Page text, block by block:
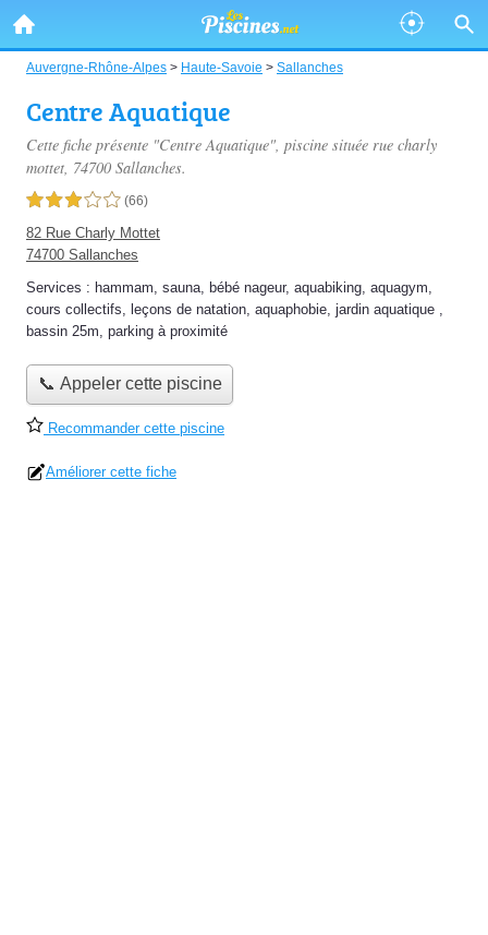
Auvergne-Rhône-Alpes > Haute-Savoie > Sallanches
Centre Aquatique
Cette fiche présente "Centre Aquatique", piscine située rue charly
mottet, 74700 Sallanches.
3,0 étoiles sur 5 (66)
82 Rue Charly Mottet
74700 Sallanches
Services : hammam, sauna, bébé nageur, aquabiking, aquagym,
cours collectifs, leçons de natation, aquaphobie, jardin aquatique ,
bassin 25m, parking à proximité
📞 Appeler cette piscine
Recommander cette piscine
Améliorer cette fiche